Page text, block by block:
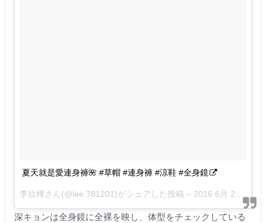
夏天就是愛連身褲🌺 #草帽 #連身褲 #涼鞋 #全身鏡
李欣樺さん(@lee.781201)がシェアした投稿 – 2016 6月 29 8:56午前 PDT
深キョンは全身鏡に全裸を映し、体型をチェックしている